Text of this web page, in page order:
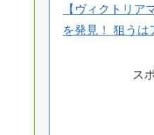
【ヴィクトリア
を発見！ 狙うは
ス